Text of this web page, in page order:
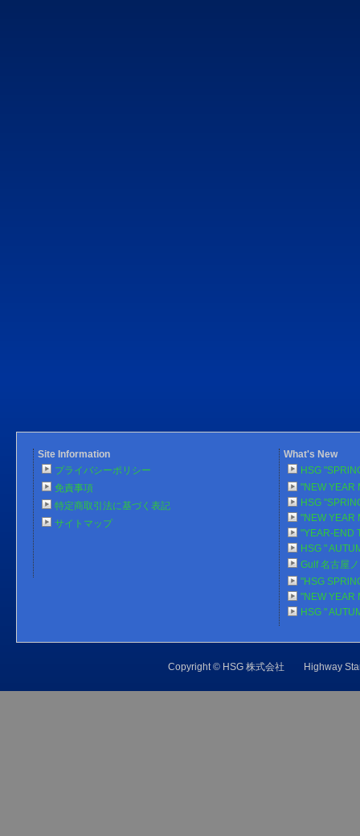
Site Information
プライバシーポリシー
免責事項
特定商取引法に基づく表記
サイトマップ
What's New
HSG
"NEW YEAR
HSG
"NEW YEAR
"YEAR-END
HSG "
Gulf 名古屋
"HSG
"NEW YEAR
HSG "
Copyright © HSG 株式会社 Highway Star